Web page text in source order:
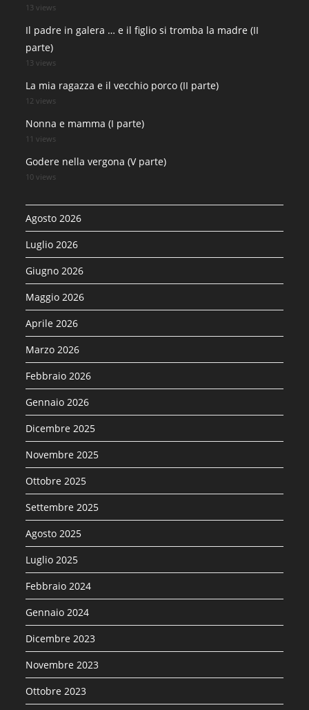
13 views
Il padre in galera … e il figlio si tromba la madre (II
parte)
13 views
La mia ragazza e il vecchio porco (II parte)
12 views
Nonna e mamma (I parte)
11 views
Godere nella vergona (V parte)
10 views
Agosto 2026
Luglio 2026
Giugno 2026
Maggio 2026
Aprile 2026
Marzo 2026
Febbraio 2026
Gennaio 2026
Dicembre 2025
Novembre 2025
Ottobre 2025
Settembre 2025
Agosto 2025
Luglio 2025
Febbraio 2024
Gennaio 2024
Dicembre 2023
Novembre 2023
Ottobre 2023